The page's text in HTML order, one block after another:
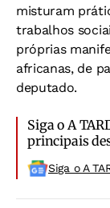
misturam
trabalhos
próprias
africanas, de
deputado.
Siga o A
principais
Siga o A